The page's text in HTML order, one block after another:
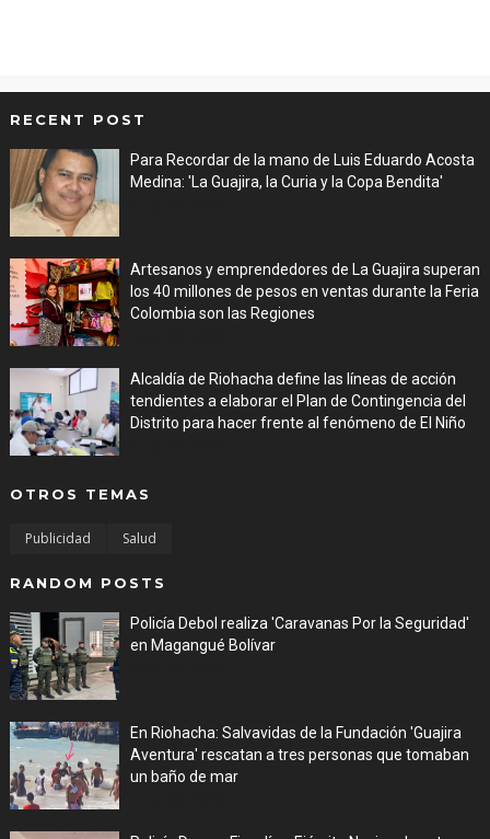
RECENT POST
Para Recordar de la mano de Luis Eduardo Acosta
Medina: 'La Guajira, la Curia y la Copa Bendita'
Artesanos y emprendedores de La Guajira superan
los 40 millones de pesos en ventas durante la Feria
Colombia son las Regiones
Alcaldía de Riohacha define las líneas de acción
tendientes a elaborar el Plan de Contingencia del
Distrito para hacer frente al fenómeno de El Niño
OTROS TEMAS
Publicidad Salud
RANDOM POSTS
Policía Debol realiza 'Caravanas Por la Seguridad'
en Magangué Bolívar
En Riohacha: Salvavidas de la Fundación 'Guajira
Aventura' rescatan a tres personas que tomaban
un baño de mar